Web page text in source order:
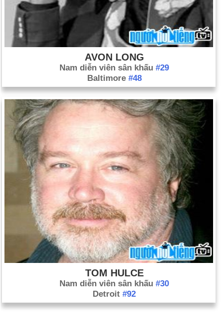
AVON LONG
Nam diễn viên sân khấu #29
Baltimore #48
TOM HULCE
Nam diễn viên sân khấu #30
Detroit #92